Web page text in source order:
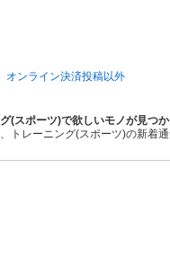
オンライン決済投稿以外
(スポーツ)で欲しいモノが見つ
トレーニング(スポーツ)の新着